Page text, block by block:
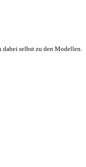
dabei selbst zu den Modellen.